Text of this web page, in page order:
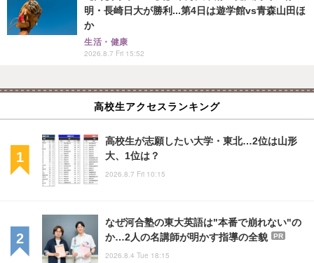
明・長崎日大が勝利...第4日は遊学館vs青森山田ほ
か
生活・健康
2026.8.7 Fri 15:52
高校生アクセスランキング
高校生が志願したい大学・東北…2位は山形
大、1位は？
2026.8.7 Fri 10:15
なぜ河合塾の東大英語は"本番で崩れない"の
か…2人の名講師が明かす指導の全貌
PR
2026.8.4 Tue 18:15